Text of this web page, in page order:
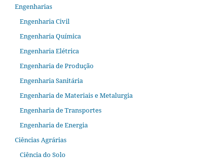
Engenharias
Engenharia Civil
Engenharia Química
Engenharia Elétrica
Engenharia de Produção
Engenharia Sanitária
Engenharia de Materiais e Metalurgia
Engenharia de Transportes
Engenharia de Energia
Ciências Agrárias
Ciência do Solo